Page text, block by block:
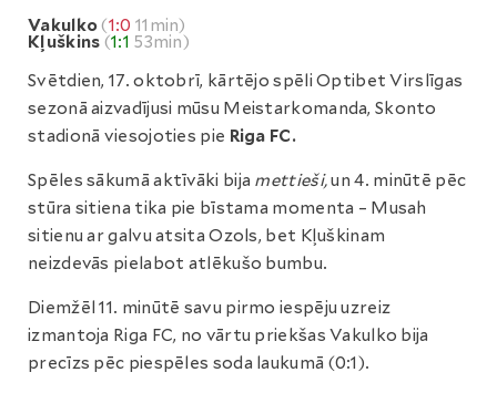
Vakulko(1:0 11min)
Kļuškins (1:1 53min)
Svētdien, 17. oktobrī, kārtējo spēli Optibet Virslīgas
sezonā aizvadījusi mūsu Meistarkomanda, Skonto
stadionā viesojoties pie Riga FC.
Spēles sākumā aktīvāki bija mettieši,un 4. minūtē pēc
stūra sitiena tika pie bīstama momenta – Musah
sitienu ar galvu atsita Ozols, bet Kļuškinam
neizdevās pielabot atlēkušo bumbu.
Diemžēl 11. minūtē savu pirmo iespēju uzreiz
izmantoja Riga FC, no vārtu priekšas Vakulko bija
precīzs pēc piespēles soda laukumā (0:1).